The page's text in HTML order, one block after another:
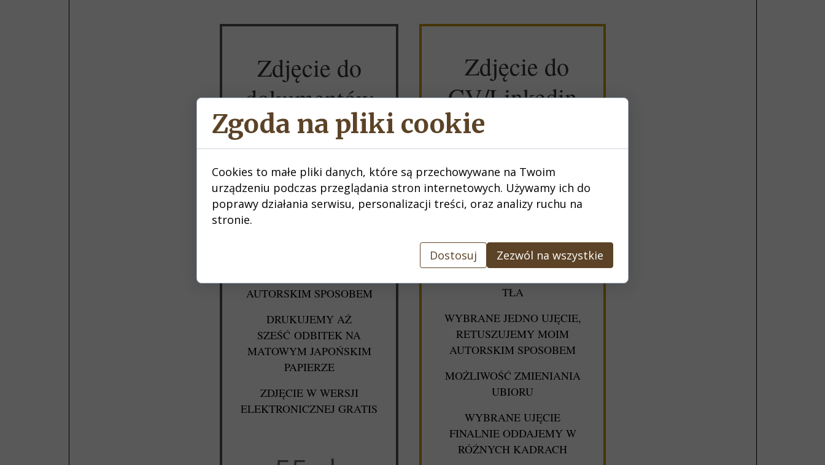
Zdjęcie do
dokumentów
WYKONUJEMY
KILKANAŚCIE, A NAWET
KILKADZIESIĄT UJĘĆ I
WYBIERAMY NAJLEPSZE
AUTORSKIM SPOSOBEM
DRUKUJEMY AŻ
SZEŚĆ ODBITEK NA
MATOWYM JAPOŃSKIM
PAPIERZE
ZDJĘCIE W WERSJI
ELEKTRONICZNEJ GRATIS
Zdjęcie do
CV/Linkedin
WYKONUJEMY
KILKANAŚCIE, A NAWET
KILKADZIESIĄT UJĘĆ I
WYKORZYSTUJEMY RÓŻNE
TŁA
WYBRANE JEDNO UJĘCIE,
RETUSZUJEMY MOIM
AUTORSKIM SPOSOBEM
MOŻLIWOŚĆ ZMIENIANIA
UBIORU
WYBRANE UJĘCIE
FINALNIE ODDAJEMY W
RÓŻNYCH KADRACH
Zgoda na pliki cookie
Cookies to małe pliki danych, które są przechowywane na Twoim
urządzeniu podczas przeglądania stron internetowych. Używamy ich do
poprawy działania serwisu, personalizacji treści, oraz analizy ruchu na
stronie.
Dostosuj Zezwól na wszystkie